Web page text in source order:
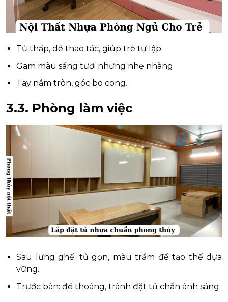
Tủ thấp, dễ thao tác, giúp trẻ tự lập.
Gam màu sáng tươi nhưng nhẹ nhàng.
Tay nắm tròn, góc bo cong.
3.3. Phòng làm việc
Sau lưng ghế: tủ gọn, màu trầm để tạo thế dựa
vững.
Trước bàn: để thoáng, tránh đặt tủ chắn ánh sáng.